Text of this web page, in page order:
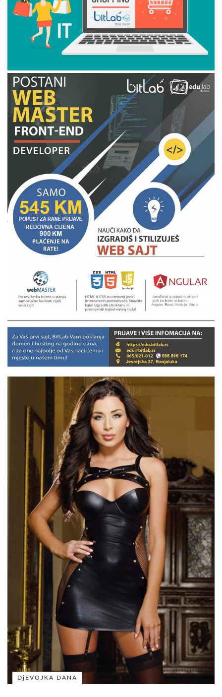
DjEVOJKA DANA